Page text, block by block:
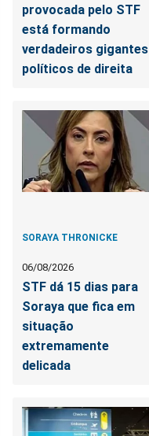
provocada pelo STF
está formando
verdadeiros gigantes
políticos de direita
SORAYA THRONICKE
06/08/2026
STF dá 15 dias para
Soraya que fica em
situação
extremamente
delicada